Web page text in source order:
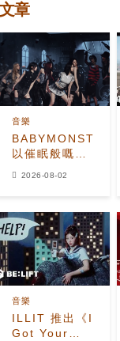
章
BABYMONSTER
以催眠般嘅
音樂
2026-08-02
ILLIT 推出《I
Got Your
音樂